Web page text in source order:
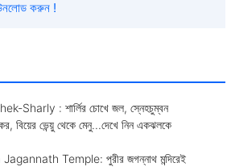
Sharly : শার্লির চোখে জল, স্নেহচুম্বন
বিয়ের ভেন্য়ু থেকে মেনু...দেখে নিন একঝলকে
Temple: পুরীর জগন্নাথ মন্দিরেই
করুন !